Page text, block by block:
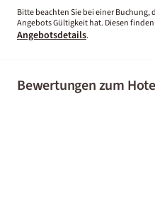
Bitte beachten Sie bei einer
Angebots Gültigkeit hat. Diesen
Angebotsdetails.
Bewertungen zum